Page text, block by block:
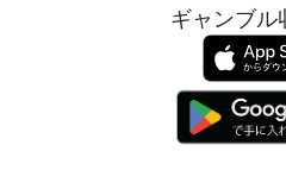
ギャンブル